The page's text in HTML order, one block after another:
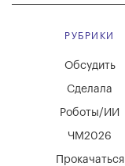
РУБРИКИ
Обсудить
Сделала
Роботы/ИИ
ЧМ2026
Прокачаться